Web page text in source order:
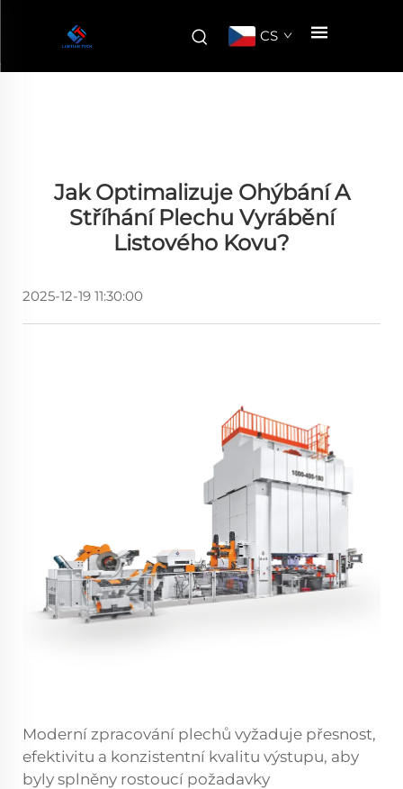
CS
Jak Optimalizuje Ohýbání A
Stříhání Plechu Vyrábění
Listového Kovu?
2025-12-19 11:30:00
Moderní zpracování plechů vyžaduje přesnost,
efektivitu a konzistentní kvalitu výstupu, aby
byly splněny rostoucí požadavky